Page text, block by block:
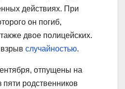
действиях. При
он погиб,
двое полицейских.
случайностью.
отпущены на
пяти родственников